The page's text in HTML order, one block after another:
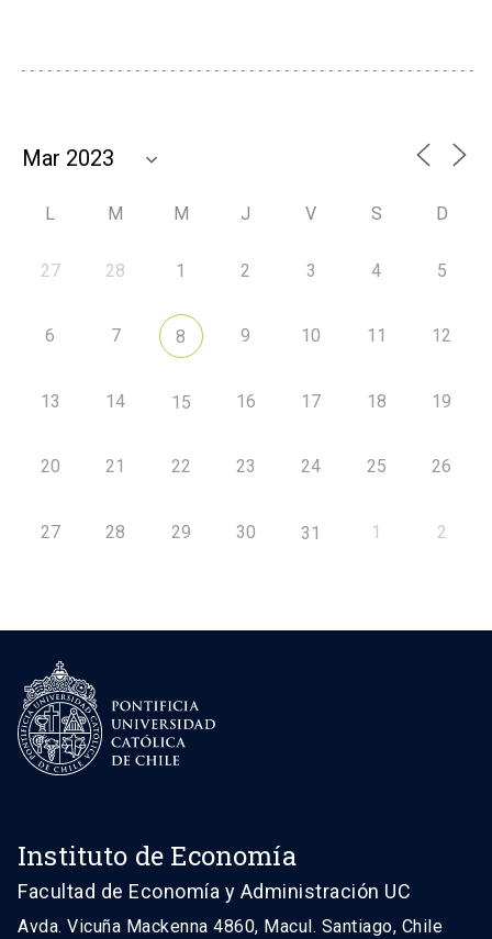
L M M J V S D
27 28 1 2 3 4 5
6 7 8 9 10 11 12
13 14 15 16 17 18 19
20 21 22 23 24 25 26
27 28 29 30 31 1 2
Instituto de Economía
Facultad de Economía y Administración UC
Avda. Vicuña Mackenna 4860, Macul. Santiago, Chile